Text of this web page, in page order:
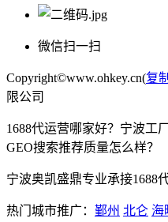
微信扫一扫
Copyright©www.ohkey.cn(复
限公司
1688代运营哪家好？宁波工
GEO搜索推荐质量怎么样？
宁波奥凯盛鼎专业承接1688
热门城市推广： 鄞州 北仑 海